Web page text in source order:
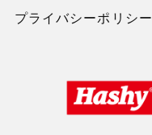
プライバシーポリシー